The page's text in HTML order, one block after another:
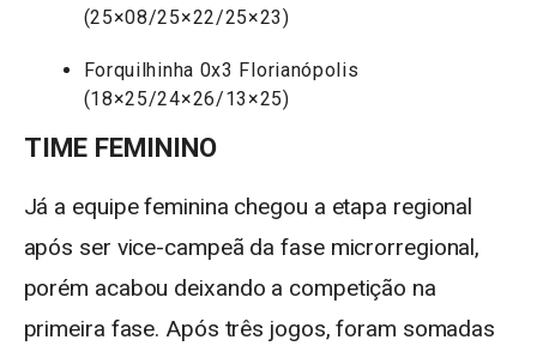
(25×08/25×22/25×23)
Forquilhinha 0x3 Florianópolis
(18×25/24×26/13×25)
TIME FEMININO
Já a equipe feminina chegou a etapa regional
após ser vice-campeã da fase microrregional,
porém acabou deixando a competição na
primeira fase. Após três jogos, foram somadas